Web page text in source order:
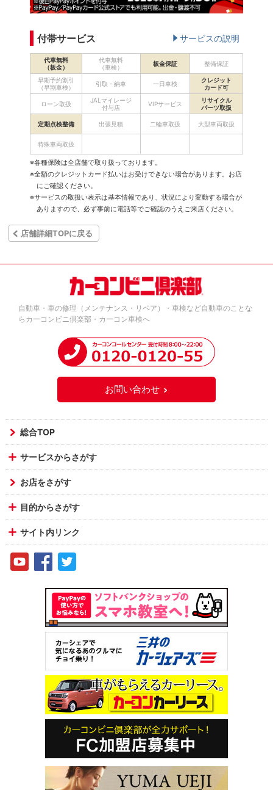
付帯サービス サービスの説明
代車無料
（板金）
代車無料
（車検）
板金保証 整備保証
早期予約割引
（早割車検）
引取・納車 一日車検
クレジット
カード可
ローン取扱
JALマイレージ
付与店
VIPサービス
リサイクル
パーツ取扱
定期点検整備 出張見積 二輪車取扱 大型車両取扱
特殊車両取扱
※各種保険は全店舗で取り扱っております。
※全額のクレジットカード払いはお受けできない場合があります。お店
にご確認ください。
※サービスの取扱い表示は基本情報であり、状況により変動する場合が
ありますので、必ず事前に電話等でご確認のうえご来店ください。
店舗詳細TOPに戻る
自動車・車の修理（メンテナンス・リペア）・車検など自動車のことな
らカーコンビニ倶楽部・カーコン車検へ
お問い合わせ
総合TOP
サービスからさがす
お店をさがす
目的からさがす
サイト内リンク